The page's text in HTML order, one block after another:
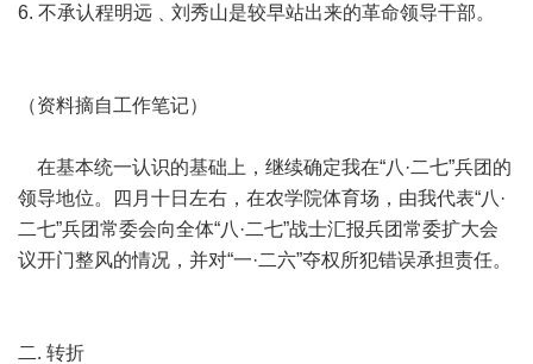
6. 不承认程明远﹑刘秀山是较早站出来的革命领导干部。
（资料摘自工作笔记）
在基本统一认识的基础上，继续确定我在“八·二七”兵团的
领导地位。四月十日左右，在农学院体育场，由我代表“八·
二七”兵团常委会向全体“八·二七”战士汇报兵团常委扩大会
议开门整风的情况，并对“一·二六”夺权所犯错误承担责任。
二. 转折